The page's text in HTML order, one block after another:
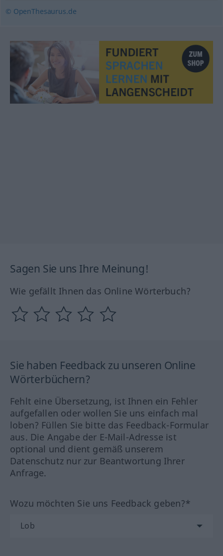
© OpenThesaurus.de
Sagen Sie uns Ihre Meinung!
Wie gefällt Ihnen das Online Wörterbuch?
Sie haben Feedback zu unseren Online
Wörterbüchern?
Fehlt eine Übersetzung, ist Ihnen ein Fehler
aufgefallen oder wollen Sie uns einfach mal
loben? Füllen Sie bitte das Feedback-Formular
aus. Die Angabe der E-Mail-Adresse ist
optional und dient gemäß unserem
Datenschutz nur zur Beantwortung Ihrer
Anfrage.
Wozu möchten Sie uns Feedback geben?*